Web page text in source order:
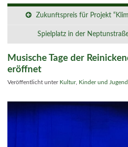
Zukunftspreis für Projekt
Spielplatz in der
Musische Tage der
eröffnet
Veröffentlicht unter Kultur, Kinder und